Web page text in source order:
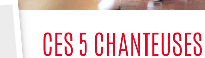
CES 5